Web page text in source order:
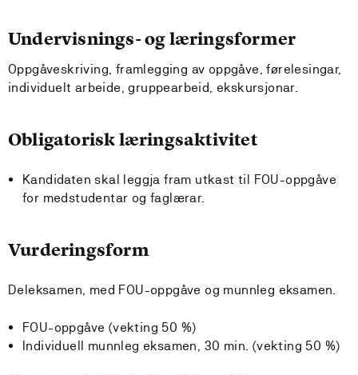
Undervisnings- og læringsformer
Oppgåveskriving, framlegging av oppgåve, førelesingar,
individuelt arbeide, gruppearbeid, ekskursjonar.
Obligatorisk læringsaktivitet
Kandidaten skal leggja fram utkast til FOU-oppgåve
for medstudentar og faglærar.
Vurderingsform
Deleksamen, med FOU-oppgåve og munnleg eksamen.
FOU-oppgåve (vekting 50 %)
Individuell munnleg eksamen, 30 min. (vekting 50 %)